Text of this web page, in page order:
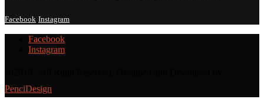
Facebook Instagram
Facebook
Instagram
PenciDesign